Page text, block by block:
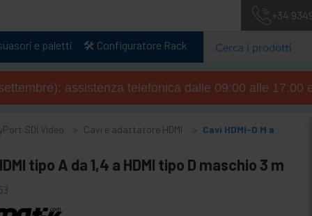
+34
e paletti 🛠️ Configuratore Rack
assistenza telefonica dalle 09:00 alle 17:00
SDI Video Cavi e adattatore HDMI
Cavi HDMI-D M a
tipo A da 1,4 a HDMI tipo D maschio 3 m